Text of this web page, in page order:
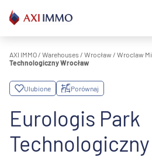
do
treści
AXI IMMO / Warehouses / Wrocław / Wroclaw
Technologiczny Wrocław
Ulubione Porównaj
Eurologis Park